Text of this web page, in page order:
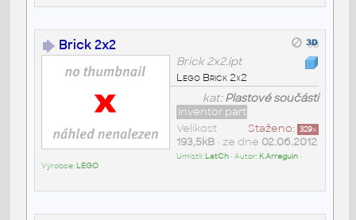
Brick 2x2
Brick 2x2.ipt
Lego Brick 2x2
kat:Plastové součásti
Inventor part
Staženo: 329x
Velikost
193,5kB• ze dne 02.06.2012
Umístil: LatCh• Autor: K.Arreguin•
Výrobce: LEGO